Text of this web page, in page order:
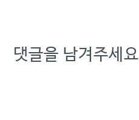
댓글을 남겨주세요